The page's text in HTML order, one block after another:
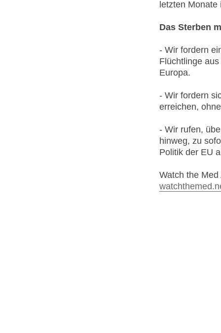
letzten Monate
Das Sterben
- Wir fordern
Flüchtlinge
Europa.
- Wir fordern
erreichen,
- Wir rufen,
hinweg, zu
Politik der EU
Watch the